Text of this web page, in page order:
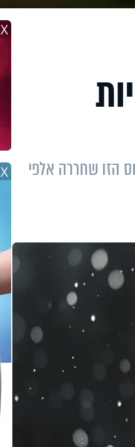
הזו שחררה אלפי
X
X